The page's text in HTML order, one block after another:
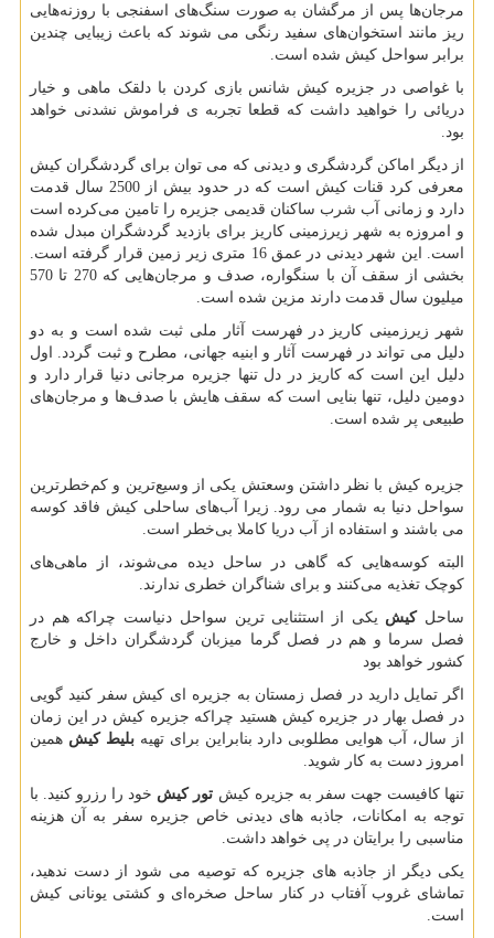
مرجان‌ها پس از مرگشان به صورت سنگ‌های اسفنجی با روزنه‌هایی
ریز مانند استخوان‌های سفید رنگی می شوند که باعث زیبایی چندین
برابر سواحل کیش شده است.
با غواصی در جزیره کیش شانس بازی کردن با دلقک ماهی و خیار
دریائی را خواهید داشت که قطعا تجربه ی فراموش نشدنی خواهد
بود.
از دیگر اماکن گردشگری و دیدنی که می توان برای گردشگران کیش
معرفی کرد قنات کیش است که در حدود بیش از 2500 سال قدمت
دارد و زمانی آب شرب ساکنان قدیمی جزیره را تامین می‌کرده است
و امروزه به شهر زیرزمینی کاریز برای بازدید گردشگران مبدل شده
است. این شهر دیدنی در عمق 16 متری زیر زمین قرار گرفته است.
بخشی از سقف آن با سنگواره، صدف و مرجان‌هایی که 270 تا 570
میلیون سال قدمت دارند مزین شده است.
شهر زیرزمینی کاریز در فهرست آثار ملی ثبت شده است و به دو
دلیل می تواند در فهرست آثار و ابنیه جهانی، مطرح و ثبت گردد. اول
دلیل این است که کاریز در دل تنها جزیره مرجانی دنیا قرار دارد و
دومین دلیل، تنها بنایی است که سقف هایش با صدف‌ها و مرجان‌های
طبیعی پر شده است.
جزیره کیش با نظر داشتن وسعتش یکی از وسیع‌ترین و کم‌خطرترین
سواحل دنیا به شمار می رود. زیرا آب‌های ساحلی کیش فاقد کوسه
می باشند و استفاده از آب دریا کاملا بی‌خطر است.
البته کوسه‌هایی که گاهی در ساحل دیده می‌شوند، از ماهی‌های
کوچک تغذیه می‌کنند و برای شناگران خطری ندارند.
ساحلکیش یکی از استثنایی ترین سواحل دنیاست چراکه هم در
فصل سرما و هم در فصل گرما میزبان گردشگران داخل و خارج
کشور خواهد بود
اگر تمایل دارید در فصل زمستان به جزیره ای کیش سفر کنید گویی
در فصل بهار در جزیره کیش هستید چراکه جزیره کیش در این زمان
از سال، آب هوایی مطلوبی دارد بنابراین برای تهیهبلیط کیش همین
امروز دست به کار شوید.
تنها کافیست جهت سفر به جزیره کیش تور کیش خود را رزرو کنید. با
توجه به امکانات، جاذبه های دیدنی خاص جزیره سفر به آن هزینه
مناسبی را برایتان در پی خواهد داشت.
یکی دیگر از جاذبه های جزیره که توصیه می شود از دست ندهید،
تماشای غروب آفتاب در کنار ساحل صخره‌ای و کشتی یونانی کیش
است.